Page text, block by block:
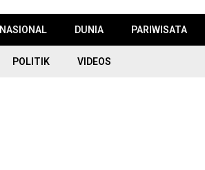
NASIONAL DUNIA PARIWISATA
POLITIK VIDEOS